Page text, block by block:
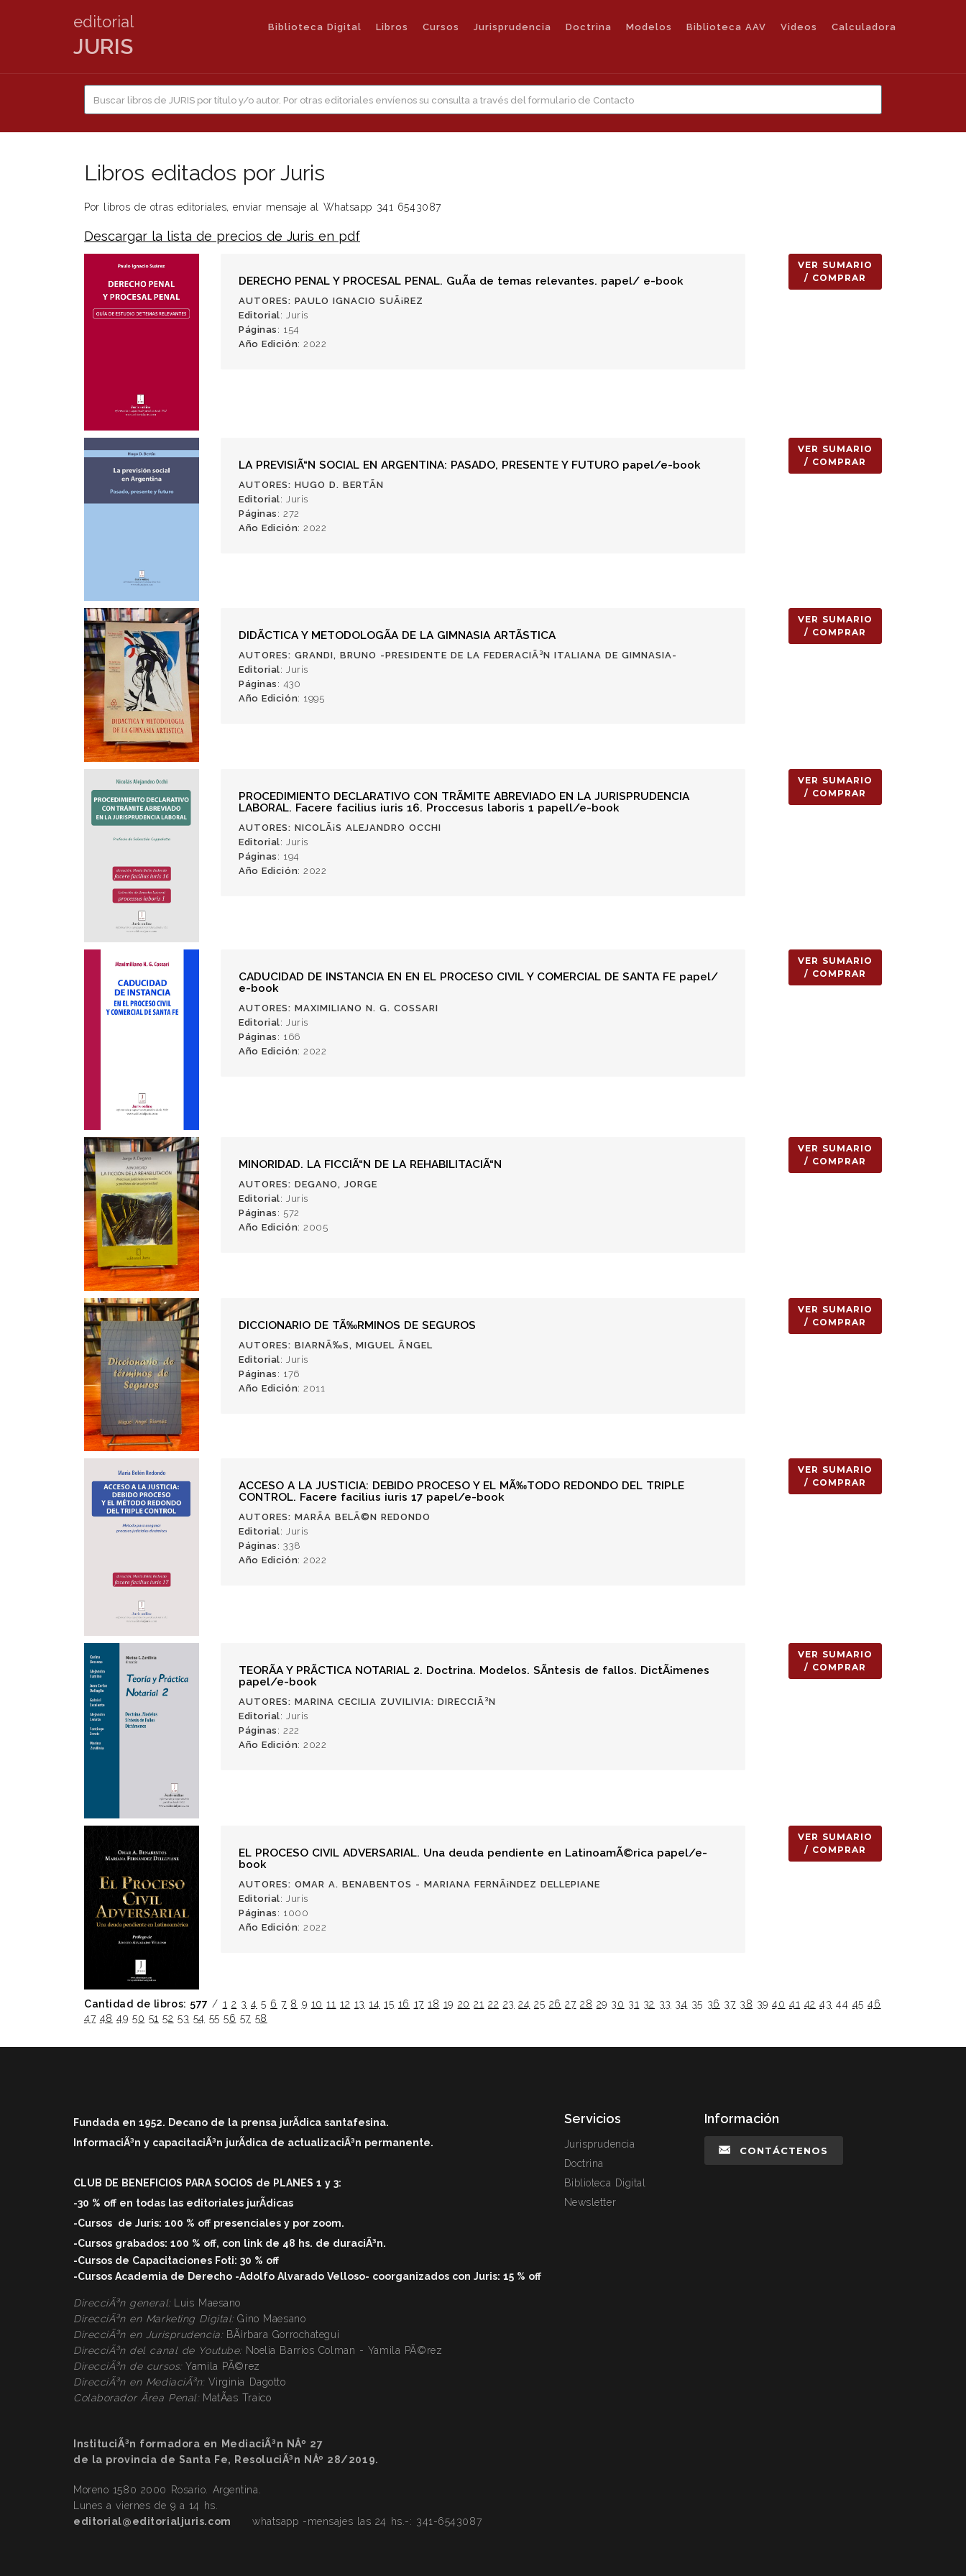
editorial
JURIS
Biblioteca Digital Libros Cursos Jurisprudencia Doctrina Modelos Biblioteca AAV Videos Calculadora
Libros editados por Juris
Por libros de otras editoriales, enviar mensaje al Whatsapp 341 6543087
Descargar la lista de precios de Juris en pdf
DERECHO PENAL Y PROCESAL PENAL. GuÃ­a de temas relevantes. papel/ e-book
AUTORES: PAULO IGNACIO SUÃ¡REZ
Editorial: Juris
Páginas : 154
Año Edición: 2022
VER SUMARIO
/ COMPRAR
LA PREVISIÃ“N SOCIAL EN ARGENTINA: PASADO, PRESENTE Y FUTURO papel/e-book
AUTORES: HUGO D. BERTÃ­N
Editorial: Juris
Páginas : 272
Año Edición: 2022
VER SUMARIO
/ COMPRAR
DIDÃCTICA Y METODOLOGÃA DE LA GIMNASIA ARTÃSTICA
AUTORES: GRANDI, BRUNO -PRESIDENTE DE LA FEDERACIÃ³N ITALIANA DE GIMNASIA-
Editorial: Juris
Páginas : 430
Año Edición: 1995
VER SUMARIO
/ COMPRAR
PROCEDIMIENTO DECLARATIVO CON TRÃMITE ABREVIADO EN LA JURISPRUDENCIA
LABORAL. Facere facilius iuris 16. Proccesus laboris 1 papell/e-book
AUTORES: NICOLÃ¡S ALEJANDRO OCCHI
Editorial: Juris
Páginas : 194
Año Edición: 2022
VER SUMARIO
/ COMPRAR
CADUCIDAD DE INSTANCIA EN EN EL PROCESO CIVIL Y COMERCIAL DE SANTA FE papel/
e-book
AUTORES: MAXIMILIANO N. G. COSSARI
Editorial: Juris
Páginas : 166
Año Edición: 2022
VER SUMARIO
/ COMPRAR
MINORIDAD. LA FICCIÃ“N DE LA REHABILITACIÃ“N
AUTORES: DEGANO, JORGE
Editorial: Juris
Páginas : 572
Año Edición: 2005
VER SUMARIO
/ COMPRAR
DICCIONARIO DE TÃ‰RMINOS DE SEGUROS
AUTORES: BIARNÃ‰S, MIGUEL ÃNGEL
Editorial: Juris
Páginas : 176
Año Edición: 2011
VER SUMARIO
/ COMPRAR
ACCESO A LA JUSTICIA: DEBIDO PROCESO Y EL MÃ‰TODO REDONDO DEL TRIPLE
CONTROL. Facere facilius iuris 17 papel/e-book
AUTORES: MARÃ­A BELÃ©N REDONDO
Editorial: Juris
Páginas : 338
Año Edición: 2022
VER SUMARIO
/ COMPRAR
TEORÃA Y PRÃCTICA NOTARIAL 2. Doctrina. Modelos. SÃ­ntesis de fallos. DictÃ¡menes
papel/e-book
AUTORES: MARINA CECILIA ZUVILIVIA: DIRECCIÃ³N
Editorial: Juris
Páginas : 222
Año Edición: 2022
VER SUMARIO
/ COMPRAR
EL PROCESO CIVIL ADVERSARIAL. Una deuda pendiente en LatinoamÃ©rica papel/e-
book
AUTORES: OMAR A. BENABENTOS - MARIANA FERNÃ¡NDEZ DELLEPIANE
Editorial: Juris
Páginas : 1000
Año Edición: 2022
VER SUMARIO
/ COMPRAR
Cantidad de libros: 577 / 1 2 3 4 5 6 7 8 9 10 11 12 13 14 15 16 17 18 19 20 21 22 23 24 25 26 27 28 29 30 31 32 33 34 35 36 37 38 39 40 41 42 43 44 45 46
47 48 49 50 51 52 53 54 55 56 57 58
Fundada en 1952. Decano de la prensa jurÃ­dica santafesina.
InformaciÃ³n y capacitaciÃ³n jurÃ­dica de actualizaciÃ³n permanente.
CLUB DE BENEFICIOS PARA SOCIOS de PLANES 1 y 3:
-30 % off en todas las editoriales jurÃ­dicas
-Cursos de Juris: 100 % off presenciales y por zoom.
-Cursos grabados: 100 % off, con link de 48 hs. de duraciÃ³n.
-Cursos de Capacitaciones Foti: 30 % off
-Cursos Academia de Derecho -Adolfo Alvarado Velloso- coorganizados con Juris: 15 % off
DirecciÃ³n general:Luis Maesano
DirecciÃ³n en Marketing Digital:Gino Maesano
DirecciÃ³n en Jurisprudencia:BÃ¡rbara Gorrochategui
DirecciÃ³n del canal de Youtube: Noelia Barrios Colman - Yamila PÃ©rez
DirecciÃ³n de cursos:Yamila PÃ©rez
DirecciÃ³n en MediaciÃ³n:Virginia Dagotto
Colaborador Ãrea Penal:MatÃ­as Traico
InstituciÃ³n formadora en MediaciÃ³n NÂº 27
de la provincia de Santa Fe, ResoluciÃ³n NÂº 28/2019.
Moreno 1580 2000 Rosario. Argentina.
Lunes a viernes de 9 a 14 hs.
editorial@editorialjuris.com
whatsapp -mensajes las 24 hs.-: 341-6543087
Servicios
Jurisprudencia
Doctrina
Biblioteca Digital
Newsletter
Información
CONTÁCTENOS